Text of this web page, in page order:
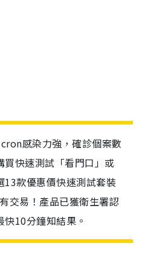
感染力強，確診個案數
快速測試「看門口」或
13款優惠價快速測試套裝
交易！產品已獲衛生署認
10分鐘知結果。